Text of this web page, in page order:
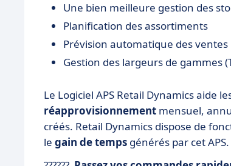
Une bien meilleure gestion des
Planification des assortiments
Prévision automatique des ventes
Gestion des largeurs de gammes
Le Logiciel APS Retail Dynamics aide
réapprovisionnement mensuel,
créés. Retail Dynamics dispose de
le gain de temps générés par cet APS.